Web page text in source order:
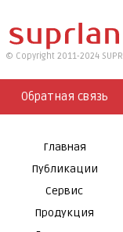
© Copyright 2011-2024 SUPR
Главная
Публикации
Сервис
Продукция
Обратная связь